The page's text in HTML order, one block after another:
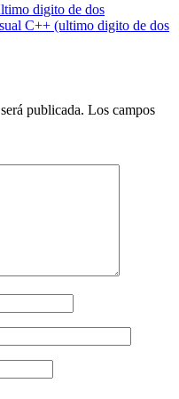
digito de dos
C++ (ultimo digito de dos
publicada. Los campos